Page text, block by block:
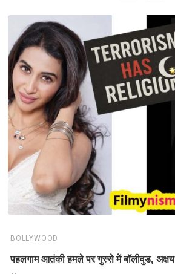
BOLLYWOOD
पहलगाम आतंकी हमले पर गुस्से में बॉलीवुड, अक्षय